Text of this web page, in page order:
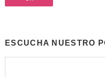
ESCUCHA NUESTRO